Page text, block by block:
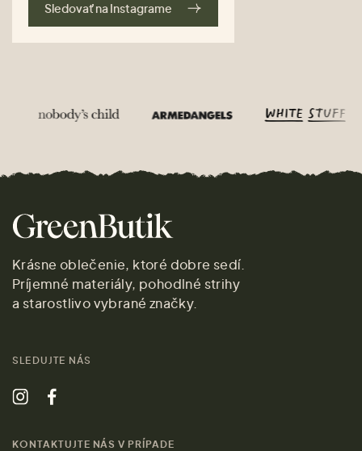
Sledovať na Instagrame
Krásne oblečenie, ktoré dobre sedí.
Príjemné materiály, pohodlné strihy
a starostlivo vybrané značky.
SLEDUJTE NÁS
KONTAKTUJTE NÁS V PRÍPADE